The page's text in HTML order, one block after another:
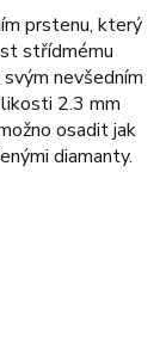
prstenu, který
střídmému
nevšedním
2.3 mm
osadit jak
diamanty.